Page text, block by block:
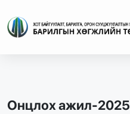
Онцлох ажил-2025